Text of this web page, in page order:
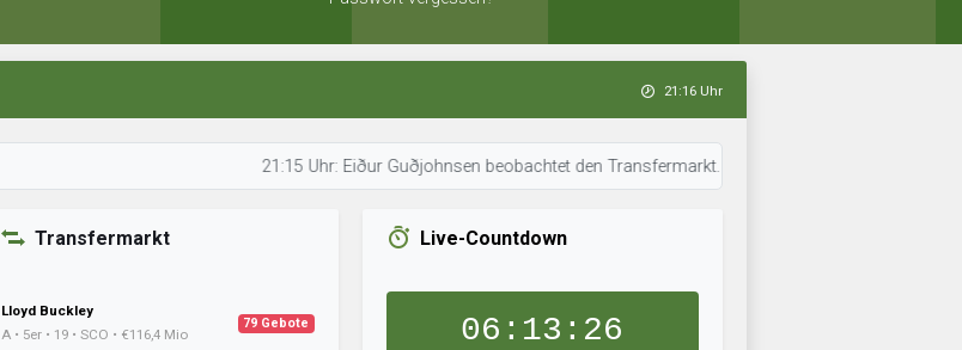
21:16 Uhr
21:15 Uhr: Eiður Guðjohnsen beobachtet den Transfermarkt. • 21:15 Uhr: The Greek Gods ist in
Transfermarkt
Lloyd Buckley
A • 5er • 19 • SCO • €116,4 Mio
79 Gebote
Live-Countdown
06:13:26